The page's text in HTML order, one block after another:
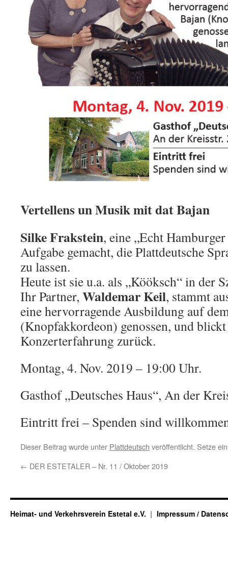
Vertellens un Musik mit dat Bajan
Silke Frakstein, eine „Echt
Aufgabe gemacht, die Plattdeutsche
zu lassen.
Heute ist sie u.a. als „Kööksch“ in der
Ihr Partner, Waldemar Keil, stammt
eine hervorragende Ausbildung auf
(Knopfakkordeon) genossen, und
Konzerterfahrung zurück.
Montag, 4. Nov. 2019 – 19:00 Uhr.
Gasthof „Deutsches Haus“, An der
Eintritt frei – Spenden sind
Dieser Beitrag wurde unter Plattdeutsch veröffentlicht. Setze
← DER ESTETALER – Nr. 11 / Oktober 2019
Heimat- und Verkehrsverein Estetal e.V. Impressum /